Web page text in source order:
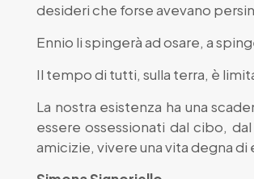
desideri che forse avevano
Ennio li spingerà ad osare, a
Il tempo di tutti, sulla terra, è
La nostra esistenza ha una
essere ossessionati dal cibo,
amicizie, vivere una vita degna di